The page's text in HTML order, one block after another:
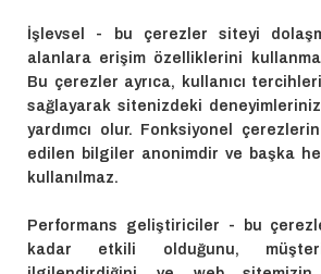
İşlevsel - bu çerezler siteyi
alanlara erişim özelliklerini
Bu çerezler ayrıca, kullanıcı
sağlayarak sitenizdeki
yardımcı olur. Fonksiyonel
edilen bilgiler anonimdir ve başka
kullanılmaz.
Performans geliştiriciler - bu
kadar etkili olduğunu,